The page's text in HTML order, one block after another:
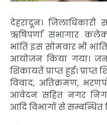
देहरादून।
ऋषिपर्णा सभागार
भांति इस सोमवार भी
आयोजन किया गया।
शिकायतें प्राप्त हुई।
विवाद, अतिक्रमण,
आवेदन सहित नगर
आदि विभागों से सम्बन्धित